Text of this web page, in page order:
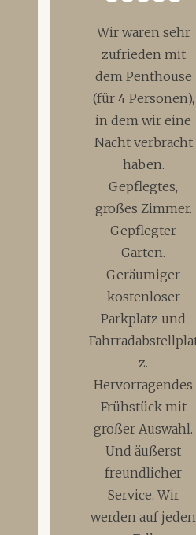
Wir waren sehr
zufrieden mit
dem Penthouse
(für 4 Personen),
in dem wir eine
Nacht verbracht
haben.
Gepflegtes,
großes Zimmer.
Gepflegter
Garten.
Geräumiger
kostenloser
Parkplatz und
z.
Hervorragendes
Frühstück mit
großer Auswahl.
Und äußerst
freundlicher
Service. Wir
werden auf jeden